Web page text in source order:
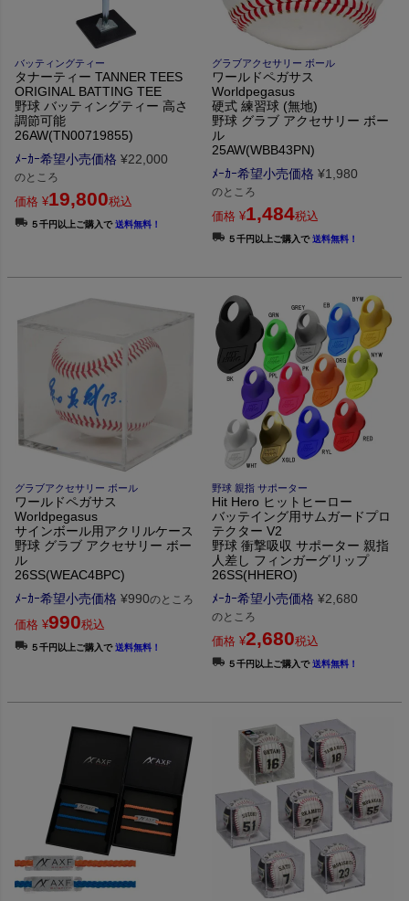
バッティングティー
タナーティー TANNER TEES
ORIGINAL BATTING TEE
野球 バッティングティー 高さ
調節可能
26AW(TN00719855)
ﾒｰｶｰ希望小売価格 ¥22,000
のところ
価格 ¥19,800税込
５千円以上ご購入で送料無料！
グラブアクセサリー ボール
ワールドペガサス
Worldpegasus
硬式 練習球 (無地)
野球 グラブ アクセサリー ボー
ル
25AW(WBB43PN)
ﾒｰｶｰ希望小売価格 ¥1,980
のところ
価格 ¥1,484税込
５千円以上ご購入で送料無料！
グラブアクセサリー ボール
ワールドペガサス
Worldpegasus
サインボール用アクリルケース
野球 グラブ アクセサリー ボー
ル
26SS(WEAC4BPC)
ﾒｰｶｰ希望小売価格 ¥990のところ
価格 ¥990税込
５千円以上ご購入で送料無料！
野球 親指 サポーター
Hit Hero ヒットヒーロー
バッテイング用サムガードプロ
テクター V2
野球 衝撃吸収 サポーター 親指
人差し フィンガーグリップ
26SS(HHERO)
ﾒｰｶｰ希望小売価格 ¥2,680
のところ
価格 ¥2,680税込
５千円以上ご購入で送料無料！